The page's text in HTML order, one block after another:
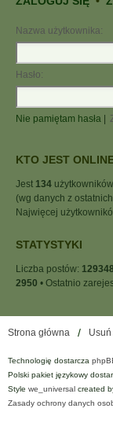
Nazwa użytkownika:
Hasło:
Nie pamiętam hasła
KTO JEST
Jest 134
(wg danych z
Najwięcej
STATYSTYKI
Liczba postów: 129348
2950 • Ostatnio
Strona główna
Technologię dostarcza
Polski pakiet językowy
Style we_universal created
Zasady ochrony danych